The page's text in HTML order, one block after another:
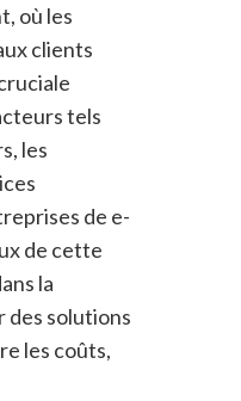
où les
clients
tels
les
de e-
de cette
la
des solutions
les coûts,